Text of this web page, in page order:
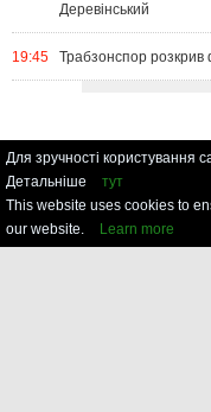
Деревінський
19:45 Трабзонспор розкрив
Для зручності користування
Детальніше
тут
This website uses cookies to
our website.
Learn more